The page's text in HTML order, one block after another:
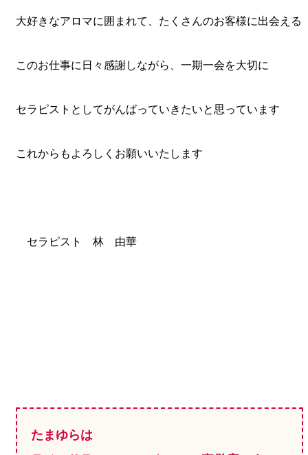
大好きなアロマに囲まれて、たくさんのお客様に出会える
このお仕事に日々感謝しながら、一期一会を大切に
セラピストとしてがんばっていきたいと思っています
これからもよろしくお願いいたします
セラピスト 林 由華
たまゆらは